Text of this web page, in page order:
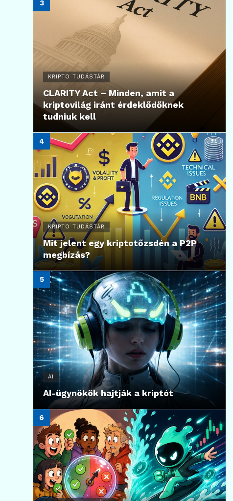
KRIPTO TUDÁSTÁR
CLARITY Act – Minden, amit a
kriptovilág iránt érdeklődőknek
tudniuk kell
KRIPTO TUDÁSTÁR
Mit jelent egy kriptotőzsdén a P2P
megbízás?
AI
AI-ügynökök hajtják a kriptót